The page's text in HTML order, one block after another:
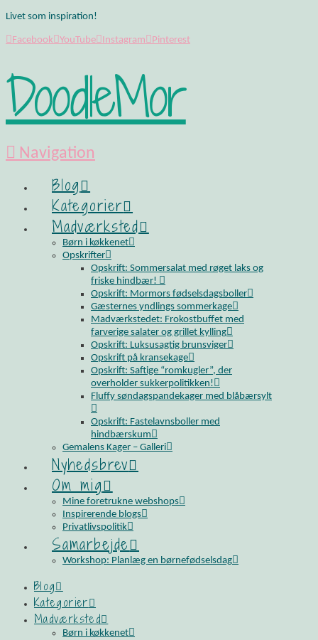
Livet som inspiration!
Facebook YouTube Instagram Pinterest
DoodleMor
Navigation
Blog
Kategorier
Madværksted
Børn i køkkenet
Opskrifter
Opskrift: Sommersalat med røget laks og
friske hindbær!
Opskrift: Mormors fødselsdagsboller
Gæsternes yndlings sommerkage
Madværkstedet: Frokostbuffet med
farverige salater og grillet kylling
Opskrift: Luksusagtig brunsviger
Opskrift på kransekage
Opskrift: Saftige “romkugler”, der
overholder sukkerpolitikken!
Fluffy søndagspandekager med blåbærsylt
Opskrift: Fastelavnsboller med
hindbærskum
Gemalens Kager – Galleri
Nyhedsbrev
Om mig
Mine foretrukne webshops
Inspirerende blogs
Privatlivspolitik
Samarbejde
Workshop: Planlæg en børnefødselsdag
Blog
Kategorier
Madværksted
Børn i køkkenet